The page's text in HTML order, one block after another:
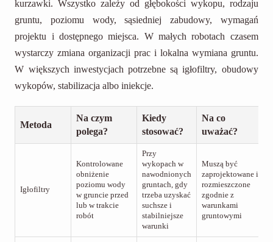
kurzawki. Wszystko zależy od głębokości wykopu, rodzaju
gruntu, poziomu wody, sąsiedniej zabudowy, wymagań
projektu i dostępnego miejsca. W małych robotach czasem
wystarczy zmiana organizacji prac i lokalna wymiana gruntu.
W większych inwestycjach potrzebne są igłofiltry, obudowy
wykopów, stabilizacja albo iniekcje.
Metoda
Na czym
polega?
Kiedy
stosować?
Na co
uważać?
Igłofiltry
Kontrolowane
obniżenie
poziomu wody
w gruncie przed
lub w trakcie
robót
Przy
wykopach w
nawodnionych
gruntach, gdy
trzeba uzyskać
suchsze i
stabilniejsze
warunki
Muszą być
zaprojektowane i
rozmieszczone
zgodnie z
warunkami
gruntowymi